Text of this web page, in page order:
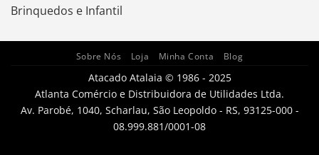
Brinquedos e Infantil
Sobre Nós Loja Minha Conta Blog
Atacado Atalaia © 1986 - 2025
Atlanta Comércio e Distribuidora de Utilidades Ltda.
Av. Parobé, 1040, Scharlau, São Leopoldo - RS, 93125-000 -
08.999.881/0001-08